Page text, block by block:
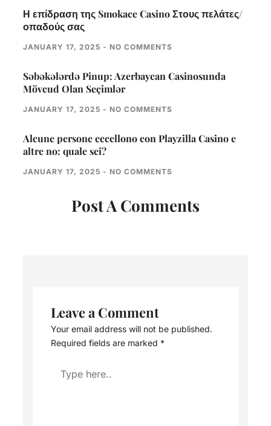
Η επίδραση της Smokace Casino Στους πελάτες/
οπαδούς σας
JANUARY 17, 2025 NO COMMENTS
Səbəkələrdə Pinup: Azerbaycan Casinosunda
Mövcud Olan Seçimlər
JANUARY 17, 2025 NO COMMENTS
Alcune persone eccellono con Playzilla Casino e
altre no: quale sei?
JANUARY 17, 2025 NO COMMENTS
Post A Comments
Leave a Comment
Your email address will not be published.
Required fields are marked *
Type
here..